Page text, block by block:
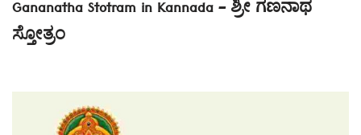
Gananatha Stotram in Kannada – ಶ್ರೀ ಗಣನಾಥ
ಸ್ತೋತ್ರಂ